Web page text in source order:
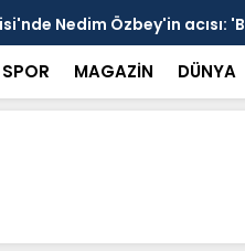
devrede: 101 yerleşim
aşıldı
SPOR MAGAZİN DÜNYA